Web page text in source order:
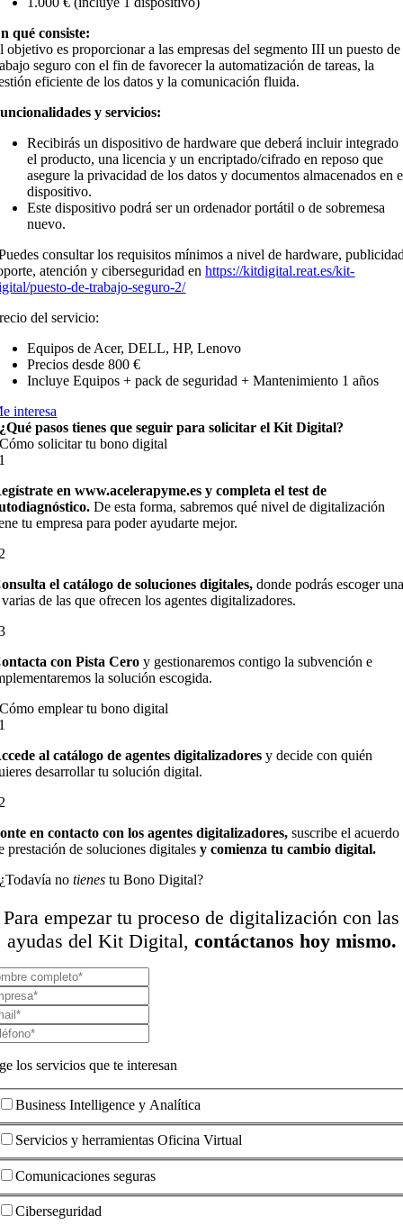
qué consiste:
objetivo es proporcionar a las empresas del segmento III un puesto de
seguro con el fin de favorecer la automatización de tareas, la
eficiente de los datos y la comunicación fluida.
y servicios:
Recibirás un dispositivo de hardware que deberá incluir integrado
el producto, una licencia y un encriptado/cifrado en reposo que
asegure la privacidad de los datos y documentos almacenados en
dispositivo.
Este dispositivo podrá ser un ordenador portátil o de sobremesa
nuevo.
consultar los requisitos mínimos a nivel de hardware,
atención y ciberseguridad enhttps://kitdigital.reat.es/kit-
puesto-de-trabajo-seguro-2/
del servicio:
Equipos de Acer, DELL, HP, Lenovo
Precios desde 800 €
Incluye Equipos + pack de seguridad + Mantenimiento 1 años
interesa
¿Qué pasos tienes que seguir para solicitar elKit Digital?
Cómo solicitar tu bono digital
en www.acelerapyme.es y completa el test de
De esta forma, sabremos qué nivel de digitalización
tu empresa para poder ayudarte mejor.
el catálogo de soluciones digitales, donde podrás escoger
de las que ofrecen los agentes digitalizadores.
con Pista Cero y gestionaremos contigo la subvención e
la solución escogida.
Cómo emplear tu bono digital
al catálogo de agentes digitalizadores y decide con quién
desarrollar tu solución digital.
en contacto con los agentes digitalizadores, suscribe el acuerdo
prestación de soluciones digitales y comienza tu cambio digital.
¿Todavía notienestu Bono Digital?
Para empezar tu proceso de digitalización con las
ayudas del Kit Digital, contáctanos hoy mismo.
los servicios que te interesan
Business Intelligence y Analítica
Servicios y herramientas Oficina Virtual
Comunicaciones seguras
Ciberseguridad